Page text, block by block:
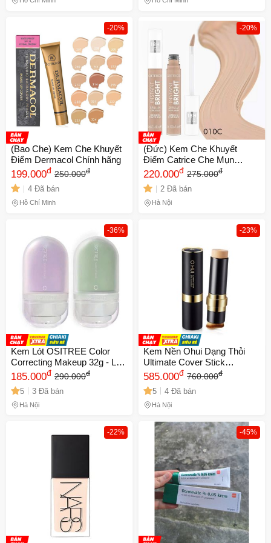
-20%
(Bao Che) Kem Che Khuyết
Điểm Dermacol Chính hãng
199.000đ 250.000đ
4 Đã bán
Hồ Chí Minh
-20%
(Đức) Kem Che Khuyết
Điểm Catrice Che Mụn
Quầng Thâm Hiệu Quả Màu
Tự Nhiên
220.000đ 275.000đ
2 Đã bán
Hà Nội
-36%
Kem Lót OSITREE Color
Correcting Makeup 32g - Lớp
Nền Hoàn Hảo Cho Da Mịn
Màng, Che Khuyết Điểm,
Phù Hợp Với Mọi Loại Da
185.000đ 290.000đ
5 3 Đã bán
Hà Nội
-23%
Kem Nền Ohui Dạng Thỏi
Ultimate Cover Stick
Foundation 15g - Che Khuyết
Điểm Tối Ưu, Dễ Dàng Sử
Dụng, Phù Hợp Mọi Loại Da
585.000đ 760.000đ
5 4 Đã bán
Hà Nội
-22% -45%